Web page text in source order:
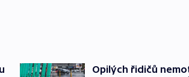
Opilých řidičů